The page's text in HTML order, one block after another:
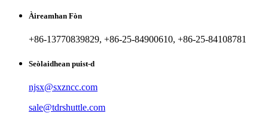
Àireamhan Fòn
+86-13770839829, +86-25-84900610, +86-25-84108781
Seòlaidhean puist-d
njsx@sxzncc.com
sale@tdrshuttle.com